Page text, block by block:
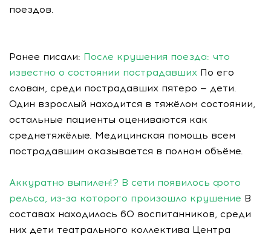
поездов.
Ранее писали: После крушения поезда: что
известно о состоянии пострадавших По его
словам, среди пострадавших пятеро — дети.
Один взрослый находится в тяжёлом состоянии,
остальные пациенты оцениваются как
среднетяжёлые. Медицинская помощь всем
пострадавшим оказывается в полном объёме.
Аккуратно выпилен!? В сети появилось фото
рельса, из-за которого произошло крушение В
составах находилось 60 воспитанников, среди
них дети театрального коллектива Центра